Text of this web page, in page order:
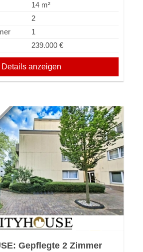
14 m²
2
1
239.000 €
Details anzeigen
Gepflegte 2 Zimmer